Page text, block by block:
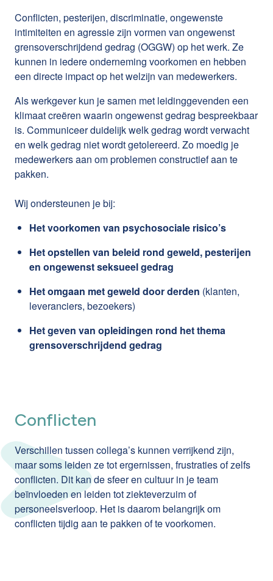
Conflicten, pesterijen, discriminatie, ongewenste
intimiteiten en agressie zijn vormen van ongewenst
grensoverschrijdend gedrag (OGGW) op het werk. Ze
kunnen in iedere onderneming voorkomen en hebben
een directe impact op het welzijn van medewerkers.
Als werkgever kun je samen met leidinggevenden een
klimaat creëren waarin ongewenst gedrag bespreekbaar
is. Communiceer duidelijk welk gedrag wordt verwacht
en welk gedrag niet wordt getolereerd. Zo moedig je
medewerkers aan om problemen constructief aan te
pakken.
Wij ondersteunen je bij:
Het voorkomen van psychosociale risico’s
Het opstellen van beleid rond geweld, pesterijen
en ongewenst seksueel gedrag
Het omgaan met geweld door derden (klanten,
leveranciers, bezoekers)
Het geven van opleidingen rond het thema
grensoverschrijdend gedrag
Conflicten
Verschillen tussen collega’s kunnen verrijkend zijn,
maar soms leiden ze tot ergernissen, frustraties of zelfs
conflicten. Dit kan de sfeer en cultuur in je team
beïnvloeden en leiden tot ziekteverzuim of
personeelsverloop. Het is daarom belangrijk om
conflicten tijdig aan te pakken of te voorkomen.